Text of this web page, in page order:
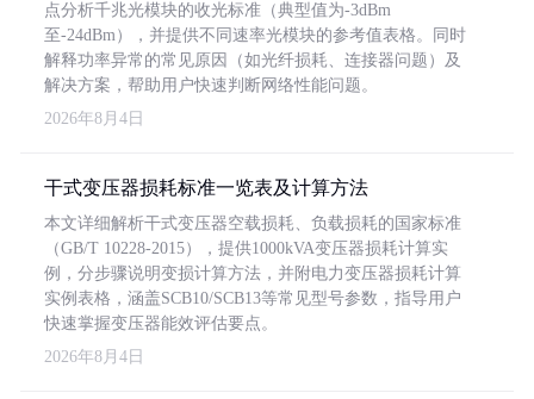
点分析千兆光模块的收光标准（典型值为-3dBm
至-24dBm），并提供不同速率光模块的参考值表格。同时
解释功率异常的常见原因（如光纤损耗、连接器问题）及
解决方案，帮助用户快速判断网络性能问题。
2026年8月4日
干式变压器损耗标准一览表及计算方法
本文详细解析干式变压器空载损耗、负载损耗的国家标准
（GB/T 10228-2015），提供1000kVA变压器损耗计算实
例，分步骤说明变损计算方法，并附电力变压器损耗计算
实例表格，涵盖SCB10/SCB13等常见型号参数，指导用户
快速掌握变压器能效评估要点。
2026年8月4日